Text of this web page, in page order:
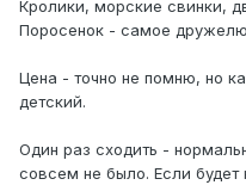
Кролики, морские свинки,
Поросенок - самое
Цена - точно не помню, но
детский.
Один раз сходить -
совсем не было. Если